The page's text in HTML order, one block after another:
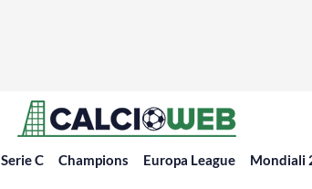
Serie C Champions Europa League Mondiali